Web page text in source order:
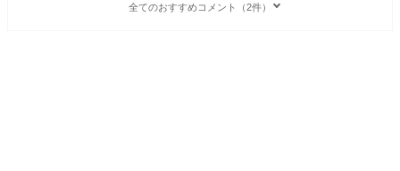
全てのおすすめコメント（2件）